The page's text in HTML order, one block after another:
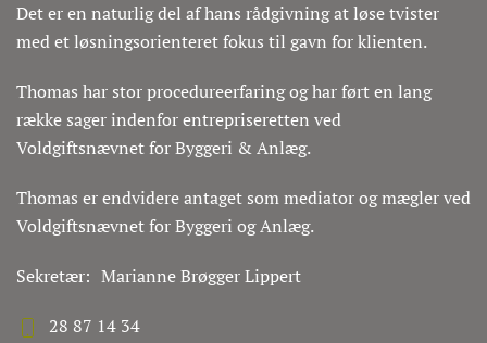
Det er en naturlig del af hans rådgivning at løse tvister
med et løsningsorienteret fokus til gavn for klienten.
Thomas har stor procedureerfaring og har ført en lang
række sager indenfor entrepriseretten ved
Voldgiftsnævnet for Byggeri & Anlæg.
Thomas er endvidere antaget som mediator og mægler ved
Voldgiftsnævnet for Byggeri og Anlæg.
Sekretær: Marianne Brøgger Lippert
28 87 14 34